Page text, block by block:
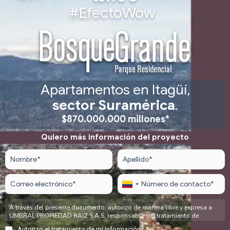
Apartamentos en Itagüí,
sector Suramérica.
$870.000.000 millones*
Quiero más información del proyecto
Por favor, deja este campo vacío.
A través del presente documento, autorizo de manera libre y expresa a
UMBRAL PROPIEDAD RAIZ S.A.S, responsable del tratamiento de
información, con NIT 800.208.590-0, domiciliada en Medellín, Calle 8 No.
#EfectoWow